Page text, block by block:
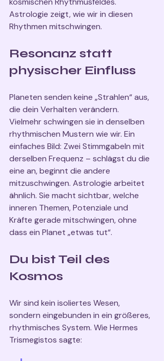
Astrologie zeigt, wie wir in diesen
Rhythmen mitschwingen.
Resonanz statt
physischer Einfluss
Planeten senden keine „Strahlen“ aus,
die dein Verhalten verändern.
Vielmehr schwingen sie in denselben
rhythmischen Mustern wie wir. Ein
einfaches Bild: Zwei Stimmgabeln mit
derselben Frequenz – schlägst du die
eine an, beginnt die andere
mitzuschwingen. Astrologie arbeitet
ähnlich. Sie macht sichtbar, welche
inneren Themen, Potenziale und
Kräfte gerade mitschwingen, ohne
dass ein Planet „etwas tut“.
Du bist Teil des
Kosmos
Wir sind kein isoliertes Wesen,
sondern eingebunden in ein größeres,
rhythmisches System. Wie Hermes
Trismegistos sagte: